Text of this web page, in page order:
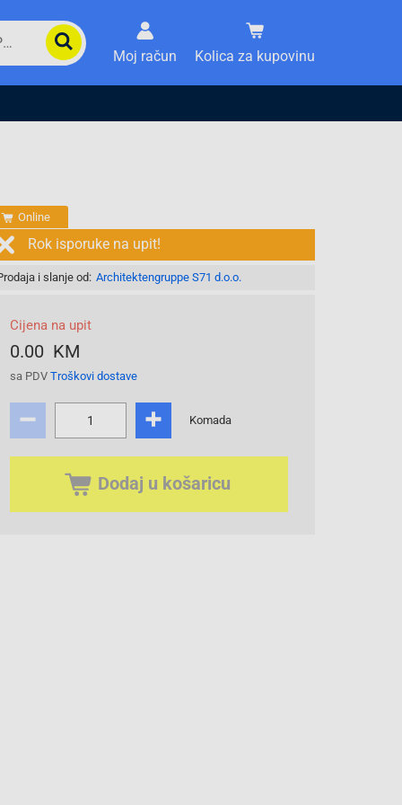
Moj račun Kolica za kupovinu
Online
Rok isporuke na upit!
i slanje od: Architektengruppe S71 d.o.o.
Cijena na upit
0.00 KM
sa PDV Troškovi dostave
Komada
Dodaj u košaricu